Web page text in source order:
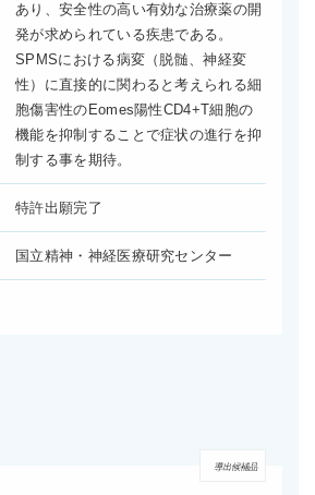
あり、安全性の高い有効な治療薬の開
発が求められている疾患である。
SPMSにおける病変（脱髄、神経変
性）に直接的に関わると考えられる細
胞傷害性のEomes陽性CD4+T細胞の
機能を抑制することで症状の進行を抑
制する事を期待。
特許出願完了
国立精神・神経医療研究センター
導出候補品